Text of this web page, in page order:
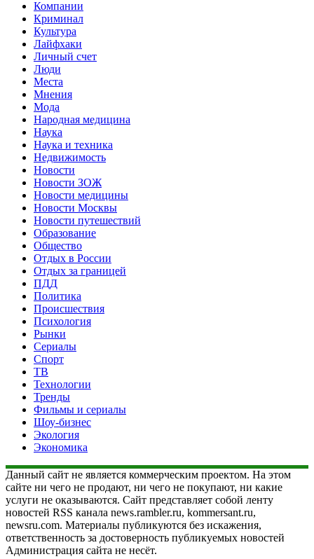
Компании
Криминал
Культура
Лайфхаки
Личный счет
Люди
Места
Мнения
Мода
Народная медицина
Наука
Наука и техника
Недвижимость
Новости
Новости ЗОЖ
Новости медицины
Новости Москвы
Новости путешествий
Образование
Общество
Отдых в России
Отдых за границей
ПДД
Политика
Происшествия
Психология
Рынки
Сериалы
Спорт
ТВ
Технологии
Тренды
Фильмы и сериалы
Шоу-бизнес
Экология
Экономика
Данный сайт не является коммерческим проектом. На этом
сайте ни чего не продают, ни чего не покупают, ни какие
услуги не оказываются. Сайт представляет собой ленту
новостей RSS канала news.rambler.ru, kommersant.ru,
newsru.com. Материалы публикуются без искажения,
ответственность за достоверность публикуемых новостей
Администрация сайта не несёт.